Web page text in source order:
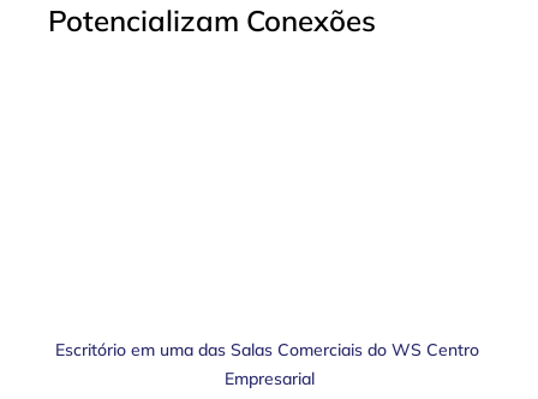
Potencializam Conexões
Escritório em uma das Salas Comerciais do WS Centro
Empresarial